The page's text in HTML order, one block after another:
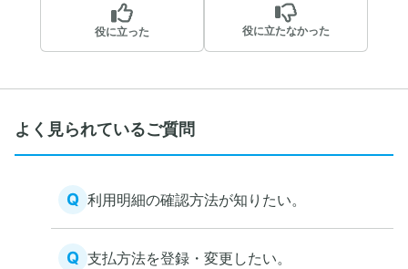
役に立った 役に立たなかった
よく見られているご質問
Q 利用明細の確認方法が知りたい。
Q 支払方法を登録・変更したい。